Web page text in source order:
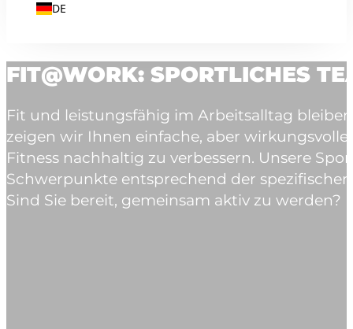
DE
FIT@WORK: SPORTLICHES
Fit und leistungsfähig im Arbeitsalltag
zeigen wir Ihnen einfache, aber
Fitness nachhaltig zu verbessern. Unsere
Schwerpunkte entsprechend der
Sind Sie bereit, gemeinsam aktiv zu werden?